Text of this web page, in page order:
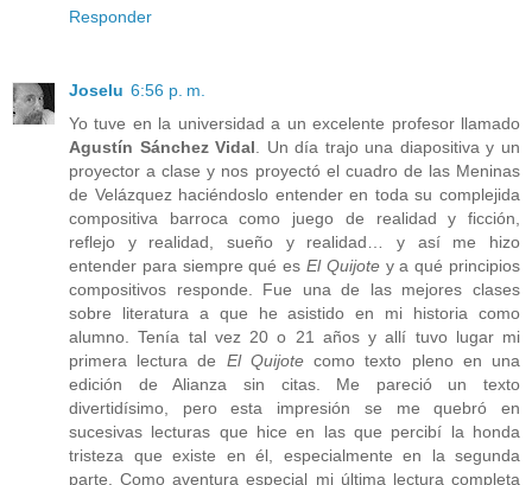
Responder
Joselu 6:56 p. m.
Yo tuve en la universidad a un excelente profesor llamado
Agustín Sánchez Vidal . Un día trajo una diapositiva y un
proyector a clase y nos proyectó el cuadro de las Meninas
de Velázquez haciéndoslo entender en toda su complejida
compositiva barroca como juego de realidad y ficción,
reflejo y realidad, sueño y realidad… y así me hizo
entender para siempre qué es El Quijotey a qué principios
compositivos responde. Fue una de las mejores clases
sobre literatura a que he asistido en mi historia como
alumno. Tenía tal vez 20 o 21 años y allí tuvo lugar mi
primera lectura de El Quijotecomo texto pleno en una
edición de Alianza sin citas. Me pareció un texto
divertidísimo, pero esta impresión se me quebró en
sucesivas lecturas que hice en las que percibí la honda
tristeza que existe en él, especialmente en la segunda
parte. Como aventura especial mi última lectura completa